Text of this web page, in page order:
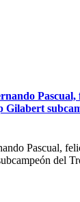
Pascual,
Gilabert
Pascual,
del